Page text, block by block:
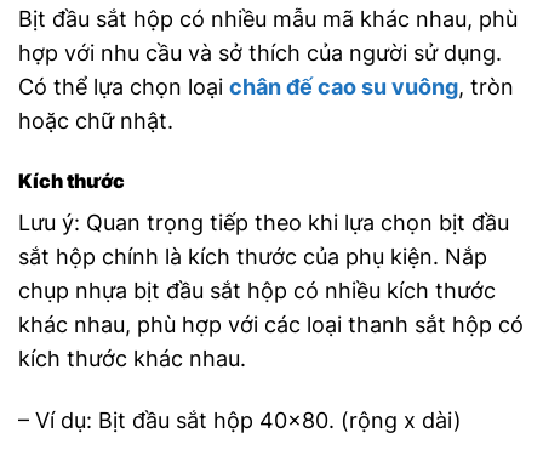
Bịt đầu sắt hộp có nhiều mẫu mã khác nhau, phù
hợp với nhu cầu và sở thích của người sử dụng.
Có thể lựa chọn loại chân đế cao su vuông, tròn
hoặc chữ nhật.
Kích thước
Lưu ý: Quan trọng tiếp theo khi lựa chọn bịt đầu
sắt hộp chính là kích thước của phụ kiện. Nắp
chụp nhựa bịt đầu sắt hộp có nhiều kích thước
khác nhau, phù hợp với các loại thanh sắt hộp có
kích thước khác nhau.
– Ví dụ: Bịt đầu sắt hộp 40×80. (rộng x dài)